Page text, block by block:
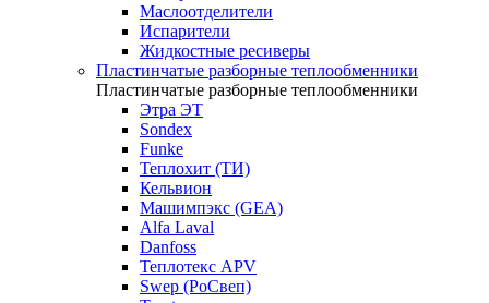
Маслоотделители
Испарители
Жидкостные ресиверы
Пластинчатые разборные теплообменники
Пластинчатые разборные теплообменники
Этра ЭТ
Sondex
Funke
Теплохит (ТИ)
Кельвион
Машимпэкс (GEA)
Alfa Laval
Danfoss
Теплотекс APV
Swep (РоСвеп)